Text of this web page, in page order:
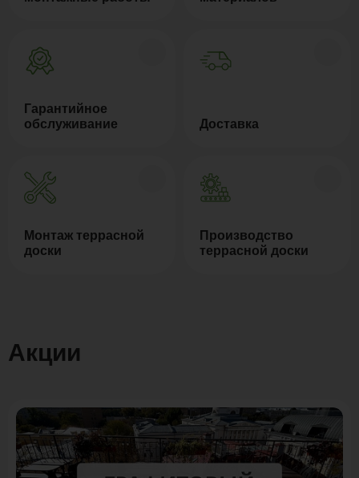
Гарантийное
обслуживание
Доставка
Монтаж террасной
доски
Производство
террасной доски
Акции